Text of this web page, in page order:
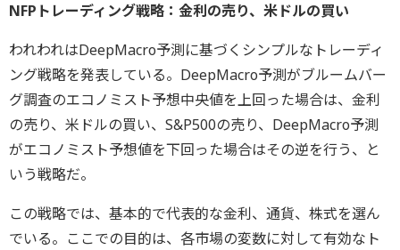
NFPトレーディング戦略：金利の売り、米ドルの買い
われわれはDeepMacro予測に基づくシンプルなトレーディ
ング戦略を発表している。DeepMacro予測がブルームバー
グ調査のエコノミスト予想中央値を上回った場合は、金利
の売り、米ドルの買い、S&P500の売り、DeepMacro予測
がエコノミスト予想値を下回った場合はその逆を行う、と
いう戦略だ。
この戦略では、基本的で代表的な金利、通貨、株式を選ん
でいる。ここでの目的は、各市場の変数に対して有効なト